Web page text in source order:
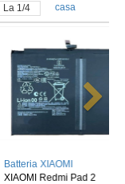
La 2/4 casa
Pad 2